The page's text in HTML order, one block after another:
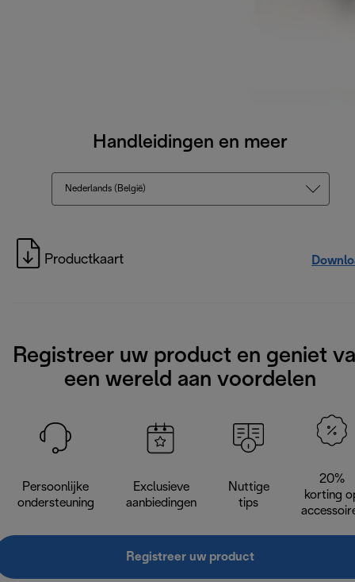
Handleidingen en meer
Nederlands (België)
Productkaart
Registreer uw product en geniet
een wereld aan voordelen
Persoonlijke
ondersteuning
Exclusieve
aanbiedingen
Nuttige
tips
20%
korting
Registreer uw product